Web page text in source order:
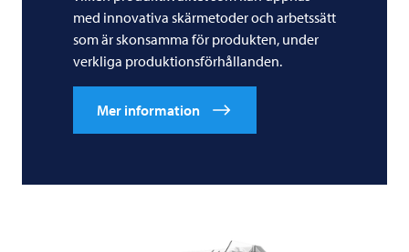
med innovativa skärmetoder och arbetssätt
som är skonsamma för produkten, under
verkliga produktionsförhållanden.
Mer information